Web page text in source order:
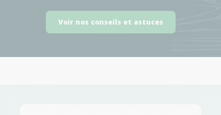
Voir nos conseils et astuces